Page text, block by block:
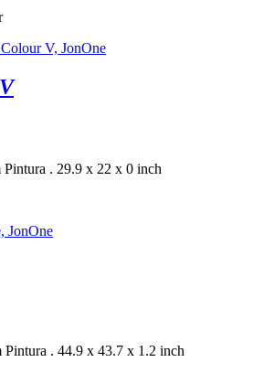
Pintura . 29.9 x 22 x 0 inch
Pintura . 44.9 x 43.7 x 1.2 inch